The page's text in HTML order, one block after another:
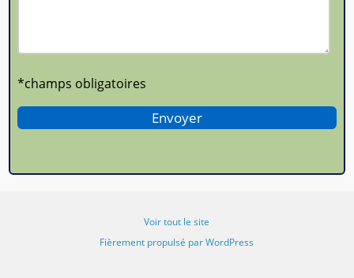
*champs obligatoires
Voir tout le site
Fièrement propulsé par WordPress